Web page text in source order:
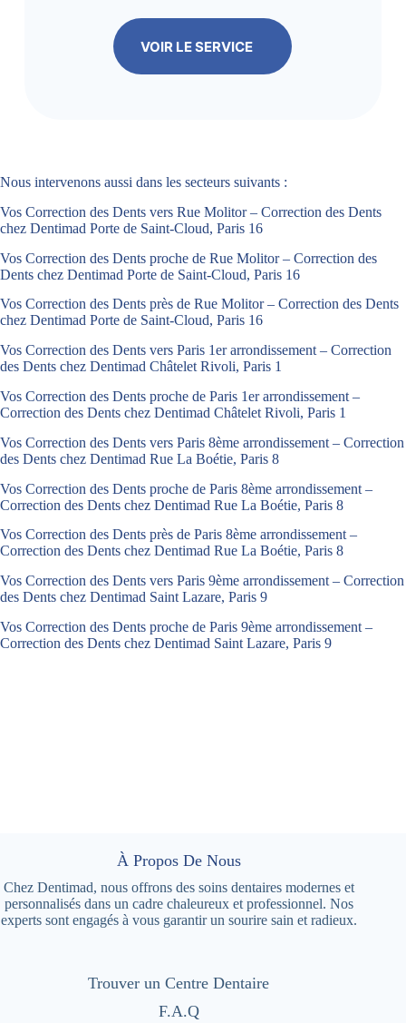
VOIR LE SERVICE
Nous intervenons aussi dans les secteurs suivants :
Vos Correction des Dents vers Rue Molitor – Correction des Dents
chez Dentimad Porte de Saint-Cloud, Paris 16
Vos Correction des Dents proche de Rue Molitor – Correction des
Dents chez Dentimad Porte de Saint-Cloud, Paris 16
Vos Correction des Dents près de Rue Molitor – Correction des Dents
chez Dentimad Porte de Saint-Cloud, Paris 16
Vos Correction des Dents vers Paris 1er arrondissement – Correction
des Dents chez Dentimad Châtelet Rivoli, Paris 1
Vos Correction des Dents proche de Paris 1er arrondissement –
Correction des Dents chez Dentimad Châtelet Rivoli, Paris 1
Vos Correction des Dents vers Paris 8ème arrondissement – Correction
des Dents chez Dentimad Rue La Boétie, Paris 8
Vos Correction des Dents proche de Paris 8ème arrondissement –
Correction des Dents chez Dentimad Rue La Boétie, Paris 8
Vos Correction des Dents près de Paris 8ème arrondissement –
Correction des Dents chez Dentimad Rue La Boétie, Paris 8
Vos Correction des Dents vers Paris 9ème arrondissement – Correction
des Dents chez Dentimad Saint Lazare, Paris 9
Vos Correction des Dents proche de Paris 9ème arrondissement –
Correction des Dents chez Dentimad Saint Lazare, Paris 9
À Propos De Nous
Chez Dentimad, nous offrons des soins dentaires modernes et
personnalisés dans un cadre chaleureux et professionnel. Nos
experts sont engagés à vous garantir un sourire sain et radieux.
Trouver un Centre Dentaire
F.A.Q